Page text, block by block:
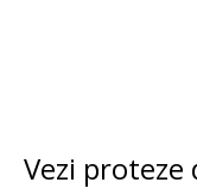
Vezi proteze